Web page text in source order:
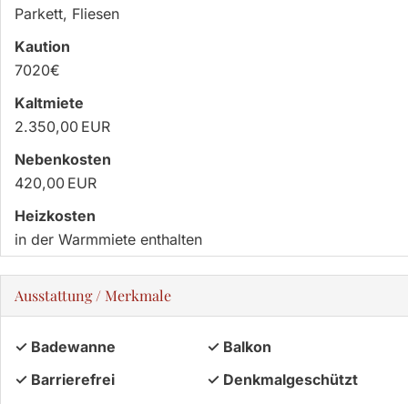
Parkett, Fliesen
Kaution
7020€
Kaltmiete
2.350,00 EUR
Nebenkosten
420,00 EUR
Heizkosten
in der Warmmiete enthalten
Ausstattung / Merkmale
✓ Badewanne
✓ Balkon
✓ Barrierefrei
✓ Denkmalgeschützt